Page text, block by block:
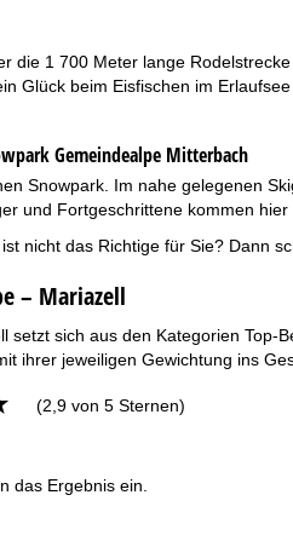
die 1 700 Meter lange
Glück beim Eisfischen im
Gemeindealpe Mitterbach
Snowpark. Im nahe gelegenen
und Fortgeschrittene kommen
nicht das Richtige für Sie? Dann
– Mariazell
setzt sich aus den Kategorien
ihrer jeweiligen Gewichtung ins
(2,9 von 5 Sternen)
das Ergebnis ein.